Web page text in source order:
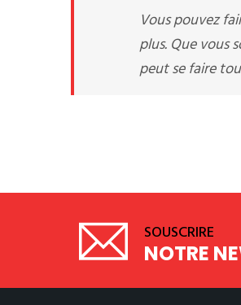
Vous pouvez
plus. Que vous
peut se faire
SOUSCRIRE
NOTRE